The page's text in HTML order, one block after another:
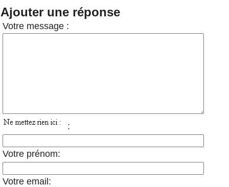
Ajouter une réponse
Votre message :
:
Votre prénom:
Votre email: